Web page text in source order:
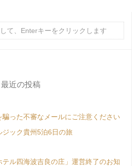
最近の投稿
騙った不審なメールにご注意ください
ジック貴州5泊6日の旅
テル四海波吉良の庄」運営終了のお知